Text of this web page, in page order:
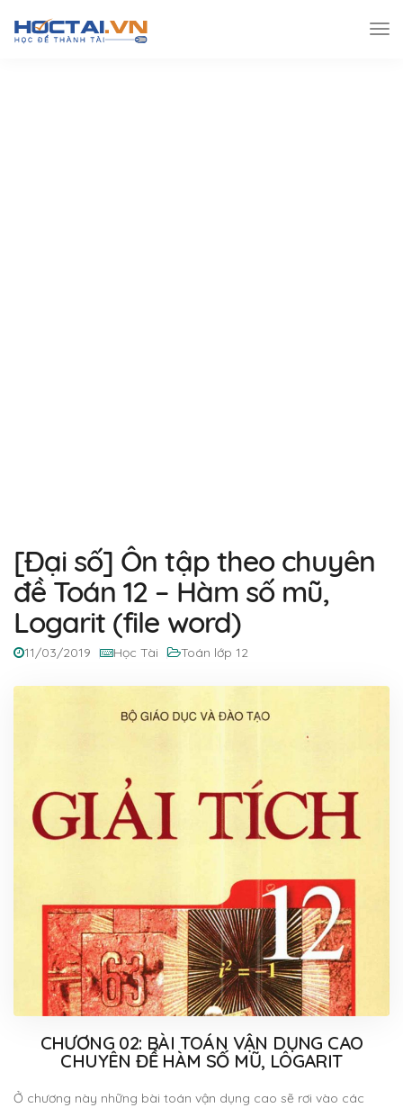
[Đại số] Ôn tập theo chuyên
đề Toán 12 – Hàm số mũ,
Logarit (file word)
11/03/2019 Học Tài Toán lớp 12
CHƯƠNG 02: BÀI TOÁN VẬN DỤNG CAO
CHUYÊN ĐỀ HÀM SỐ MŨ, LÔGARIT
Ở chương này những bài toán vận dụng cao sẽ rơi vào các